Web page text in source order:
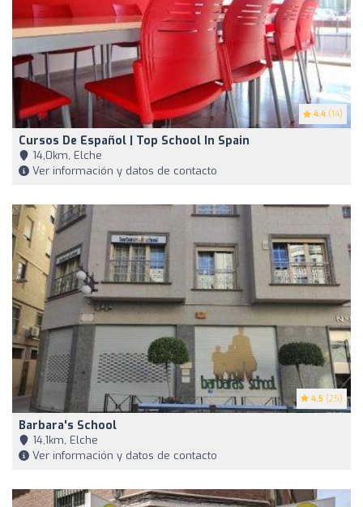
4.4 (14)
Cursos De Español | Top School In Spain
14,0km, Elche
Ver información y datos de contacto
4.5 (25)
Barbara's School
14,1km, Elche
Ver información y datos de contacto